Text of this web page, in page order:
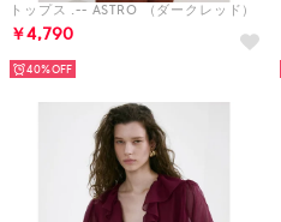
トップス .-- ASTRO （ダークレッド）
￥4,790
40%